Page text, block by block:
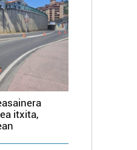
itxita,